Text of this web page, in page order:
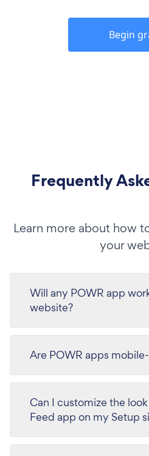
Begin
Frequently
Learn more about how
your
Will any POWR app
website?
Are POWR apps
Can I customize the
Feed app on my Setup